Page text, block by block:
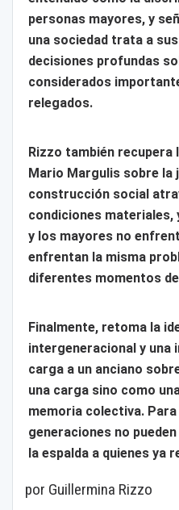
personas mayores, y
una sociedad trata a
decisiones profundas
considerados
relegados.
Rizzo también recupera
Mario Margulis sobre la
construcción social
condiciones materiales,
y los mayores no
enfrentan la misma
diferentes momentos
Finalmente, retoma la
intergeneracional y una
carga a un anciano
una carga sino como
memoria colectiva.
generaciones no
la espalda a quienes ya
por Guillermina Rizzo